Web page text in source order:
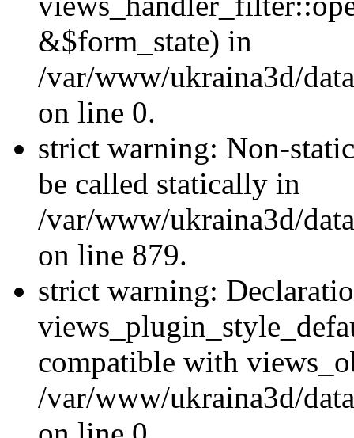
&$form_state) in
/var/www/ukraina3d/
on line 0.
strict warning: Non-
be called statically in
/var/www/ukraina3d/
on line 879.
strict warning:
compatible with
/var/www/ukraina3d/